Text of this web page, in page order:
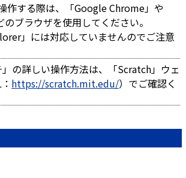
作する際は、「Google Chrome」や
のブラウザを使用してください。
」には対応していませんのでご注意
の詳しい操作方法は、「Scratch」ウェ
https://scratch.mit.edu/）でご確認く